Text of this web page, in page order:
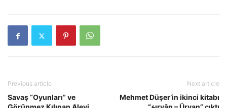
Previous article
Savaş “Oyunları” ve
Next article
Mehmet Düşer’in ikinci kitabı